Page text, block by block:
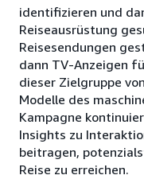
identifizieren und
Reiseausrüstung
Reisesendungen
dann TV-Anzeigen
dieser Zielgruppe
Modelle des
Kampagne
Insights zu
beitragen,
Reise zu erreichen.